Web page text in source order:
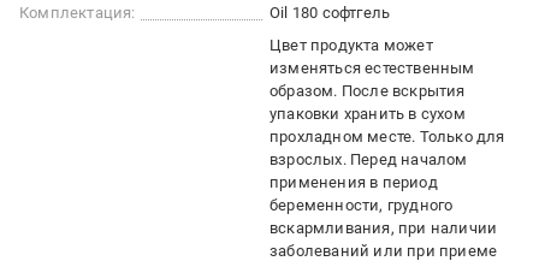
Комплектация:
Oil 180 софтгель
Цвет продукта может
изменяться естественным
образом. После вскрытия
упаковки хранить в сухом
прохладном месте. Только для
взрослых. Перед началом
применения в период
беременности, грудного
вскармливания, при наличии
заболеваний или при приеме